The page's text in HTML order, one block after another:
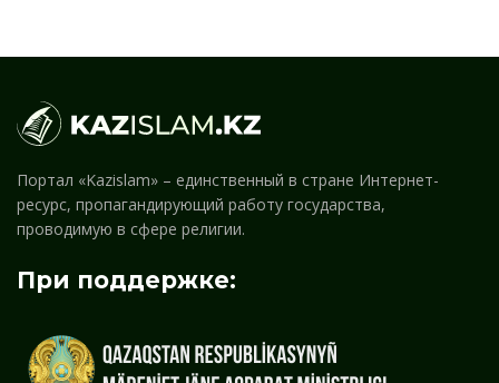
Портал «Kazislam» – единственный в стране Интернет-
ресурс, пропагандирующий работу государства,
проводимую в сфере религии.
При поддержке: